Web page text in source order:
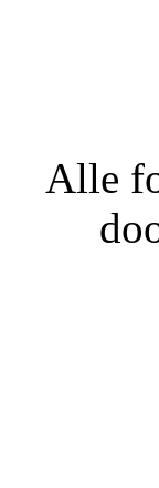
Alle